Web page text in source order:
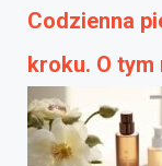
Codzienna
kroku. O